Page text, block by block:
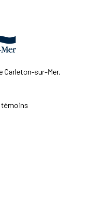
Carleton-sur-Mer.
témoins